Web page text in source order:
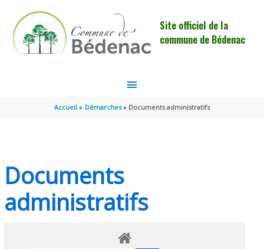
Site officiel de la
commune de Bédenac
MENU
PRINCIPAL
Accueil Démarches Documents administratifs
Documents
administratifs